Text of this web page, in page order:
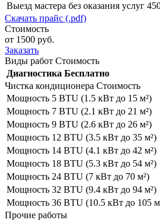
Выезд мастера без оказания услуг
Скачать прайс (.pdf)
Стоимость
от 1500 руб.
Заказать
Виды работ Стоимость
Диагностика Бесплатно
Чистка кондиционера Стоимость
Мощность 5 BTU (1.5 кВт до 15 м²)
Мощность 7 BTU (2.1 кВт до 21 м²)
Мощность 9 BTU (2.6 кВт до 26 м²)
Мощность 12 BTU (3.5 кВт до 35 м²)
Мощность 14 BTU (4.1 кВт до 42 м²)
Мощность 18 BTU (5.3 кВт до 54 м²)
Мощность 24 BTU (7 кВт до 70 м²)
Мощность 32 BTU (9.4 кВт до 94 м²)
Мощность 36 BTU (10.5 кВт до 105
Прочие работы